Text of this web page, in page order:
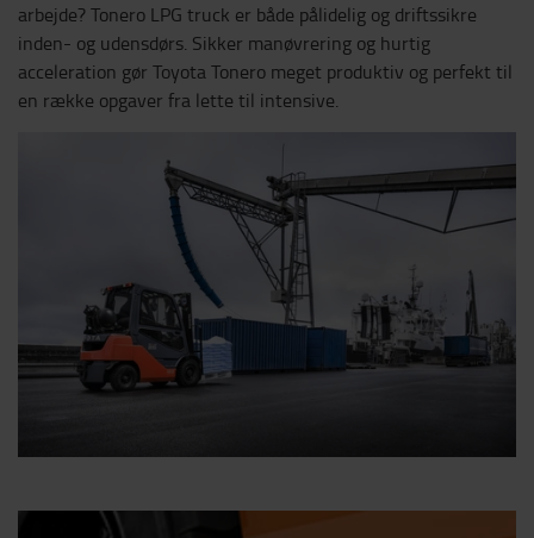
arbejde? Tonero LPG truck er både pålidelig og driftssikre
inden- og udensdørs. Sikker manøvrering og hurtig
acceleration gør Toyota Tonero meget produktiv og perfekt til
en række opgaver fra lette til intensive.